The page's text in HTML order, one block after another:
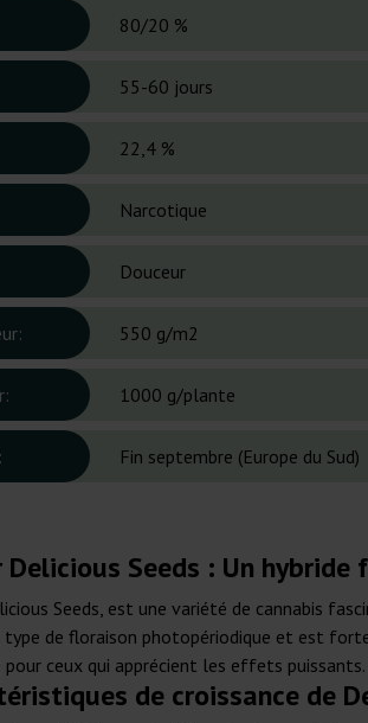
80/20 %
55-60 jours
22,4 %
Narcotique
Douceur
550 g/m2
1000 g/plante
Fin septembre (Europe du Sud)
Seeds : Un hybride
Seeds, est une variété de cannabis
de floraison photopériodique et est
ceux qui apprécient les effets puissants.
de croissance de